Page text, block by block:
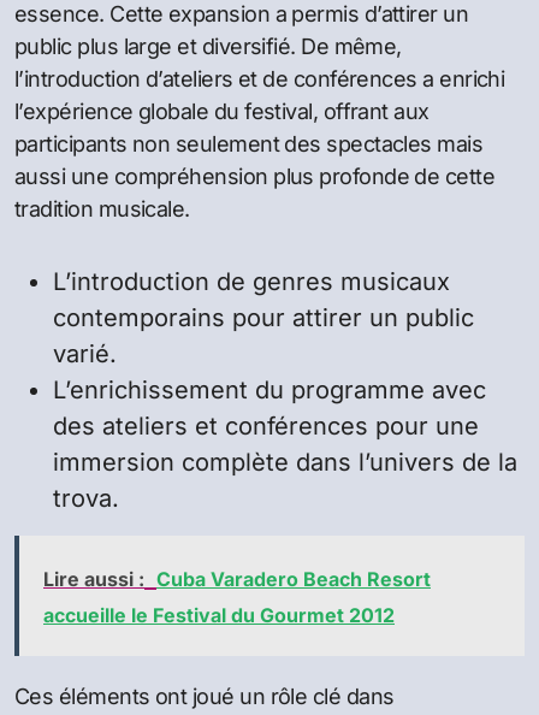
essence. Cette expansion a permis d’attirer un
public plus large et diversifié. De même,
l’introduction d’ateliers et de conférences a enrichi
l’expérience globale du festival, offrant aux
participants non seulement des spectacles mais
aussi une compréhension plus profonde de cette
tradition musicale.
L’introduction de genres musicaux
contemporains pour attirer un public
varié.
L’enrichissement du programme avec
des ateliers et conférences pour une
immersion complète dans l’univers de la
trova.
Lire aussi : Cuba Varadero Beach Resort
accueille le Festival du Gourmet 2012
Ces éléments ont joué un rôle clé dans